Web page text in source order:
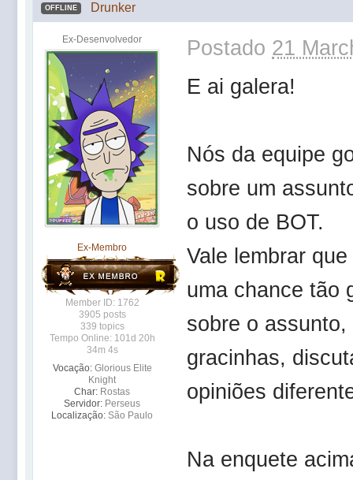
OFFLINE Drunker
Ex-Desenvolvedor
Ex-Membro
Member ID: 1762
3905 posts
339 topics
Tempo Online: 101d 20h
34m 4s
Vocação: Glorious Elite
Knight
Char: Rostas
Servidor: Perseus
Localização: São Paulo
Postado 21
E ai galera!
Nós da equipe
sobre um
o uso de BOT.
Vale lembrar
uma chance tão
sobre o
gracinhas,
opiniões
Na enquete